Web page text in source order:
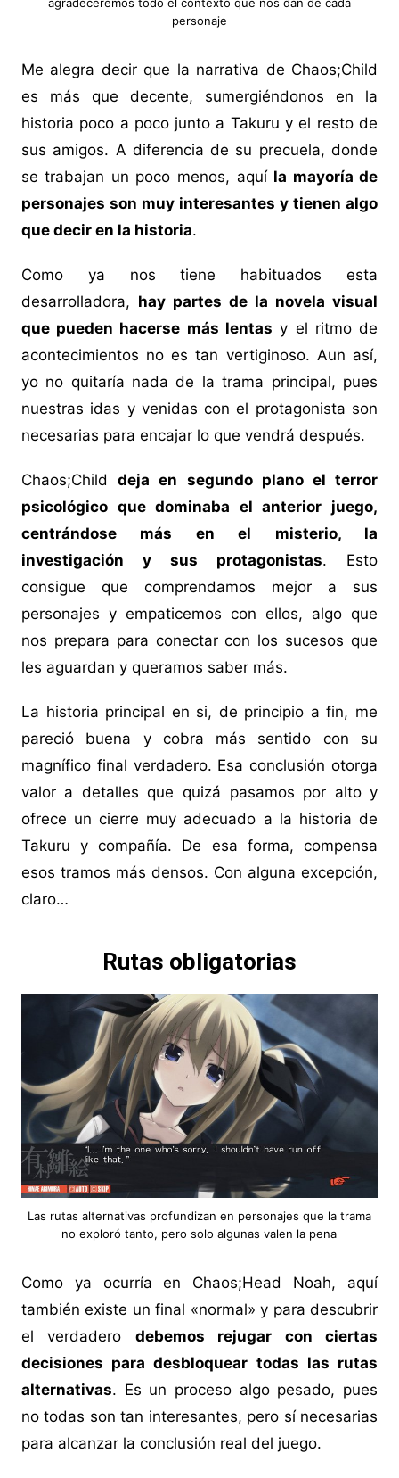
personaje
Me alegra decir que la narrativa de Chaos;Child
es más que decente, sumergiéndonos en la
historia poco a poco junto a Takuru y el resto de
sus amigos. A diferencia de su precuela, donde
se trabajan un poco menos, aquí la mayoría de
personajes son muy interesantes y tienen algo
que decir en la historia.
Como ya nos tiene habituados esta
desarrolladora, hay partes de la novela visual
que pueden hacerse más lentas y el ritmo de
acontecimientos no es tan vertiginoso. Aun así,
yo no quitaría nada de la trama principal, pues
nuestras idas y venidas con el protagonista son
necesarias para encajar lo que vendrá después.
Chaos;Childdeja en segundo plano el terror
psicológico que dominaba el anterior juego,
centrándose más en el misterio, la
investigación y sus protagonistas. Esto
consigue que comprendamos mejor a sus
personajes y empaticemos con ellos, algo que
nos prepara para conectar con los sucesos que
les aguardan y queramos saber más.
La historia principal en si, de principio a fin, me
pareció buena y cobra más sentido con su
magnífico final verdadero. Esa conclusión otorga
valor a detalles que quizá pasamos por alto y
ofrece un cierre muy adecuado a la historia de
Takuru y compañía. De esa forma, compensa
esos tramos más densos. Con alguna excepción,
claro…
Rutas obligatorias
Las rutas alternativas profundizan en personajes que la trama
no exploró tanto, pero solo algunas valen la pena
Como ya ocurría en Chaos;Head Noah, aquí
también existe un final «normal» y para descubrir
el verdadero debemos rejugar con ciertas
decisiones para desbloquear todas las rutas
alternativas. Es un proceso algo pesado, pues
no todas son tan interesantes, pero sí necesarias
para alcanzar la conclusión real del juego.